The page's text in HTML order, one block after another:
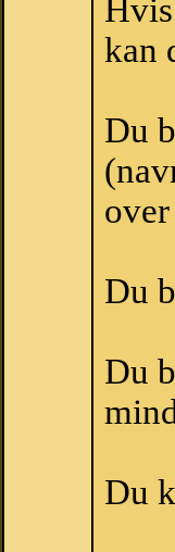
kan
Du
Du
Du
Du